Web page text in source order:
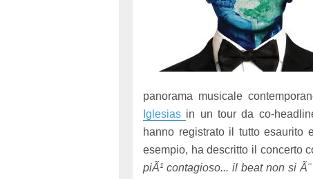
panorama musicale
Iglesias in un tour da co-
hanno registrato il tutto esaurito
esempio, ha descritto il concerto
piÃ¹ contagioso... il beat non si